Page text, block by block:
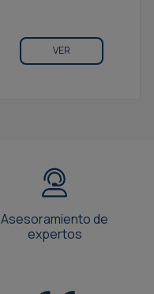
VER
Asesoramiento de
expertos